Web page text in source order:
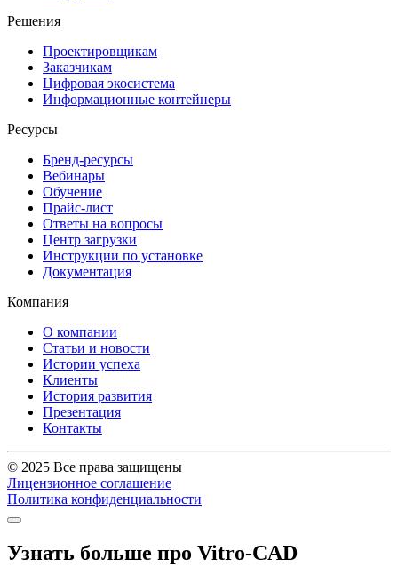
Решения
Проектировщикам
Заказчикам
Цифровая экосистема
Информационные контейнеры
Ресурсы
Бренд-ресурсы
Вебинары
Обучение
Прайс-лист
Ответы на вопросы
Центр загрузки
Инструкции по установке
Документация
Компания
О компании
Статьи и новости
Истории успеха
Клиенты
История развития
Презентация
Контакты
© 2025 Все права защищены
Лицензионное соглашение
Политика конфиденциальности
Узнать больше про Vitro-CAD